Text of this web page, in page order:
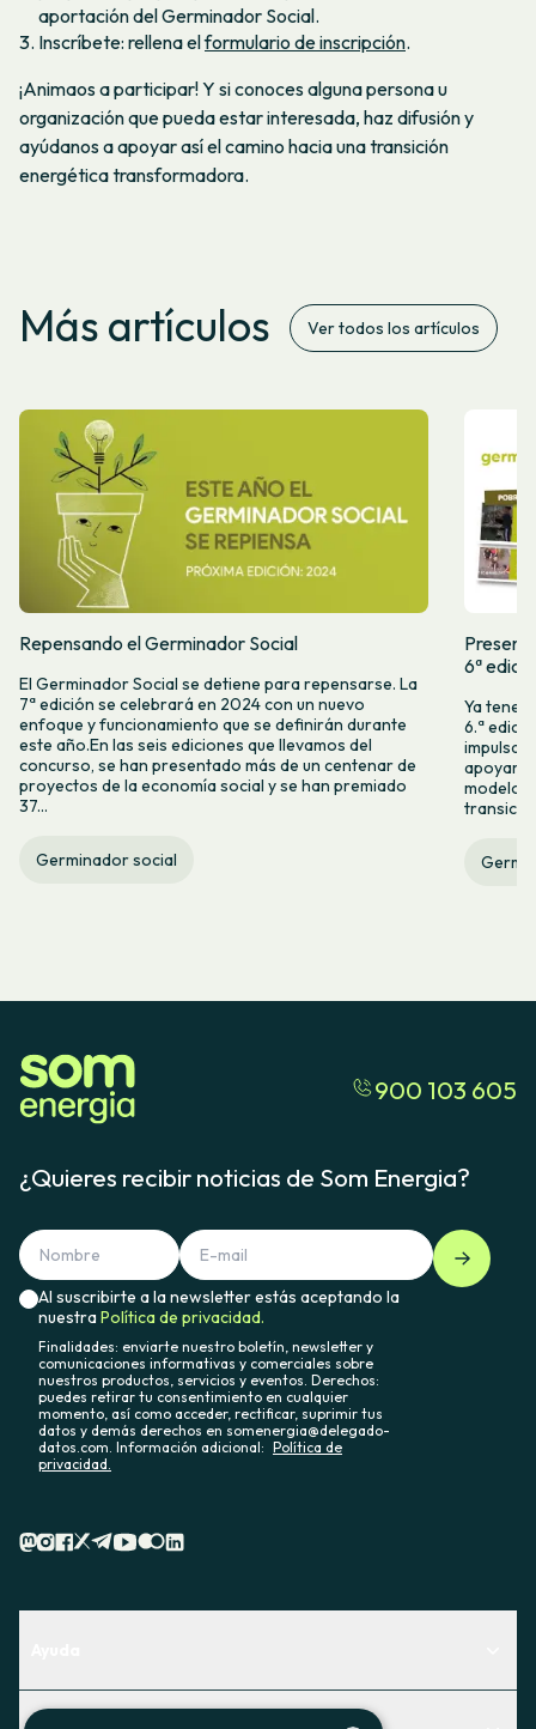
aportación del Germinador Social.
Inscríbete: rellena elformulario de inscripción.
¡Animaos a participar! Y si conoces alguna persona u
organización que pueda estar interesada, haz difusión y
ayúdanos a apoyar así el camino hacia una transición
energética transformadora.
Más artículos Ver todos los artículos
Repensando el Germinador Social
El Germinador Social se detiene para repensarse. La
7ª edición se celebrará en 2024 con un nuevo
enfoque y funcionamiento que se definirán durante
este año.En las seis ediciones que llevamos del
concurso, se han presentado más de un centenar de
proyectos de la economía social y se han premiado
37...
Germinador social
6ª
Ya
6.ª
apoyar
modelos
900 103 605
¿Quieres recibir noticias de Som Energia?
Al suscribirte a la newsletter estás aceptando la
nuestraPolítica de privacidad.
Finalidades: enviarte nuestro boletín, newsletter y
comunicaciones informativas y comerciales sobre
nuestros productos, servicios y eventos. Derechos:
puedes retirar tu consentimiento en cualquier
momento, así como acceder, rectificar, suprimir tus
datos y demás derechos en somenergia@delegado-
datos.com. Información adicional: Política de
privacidad.